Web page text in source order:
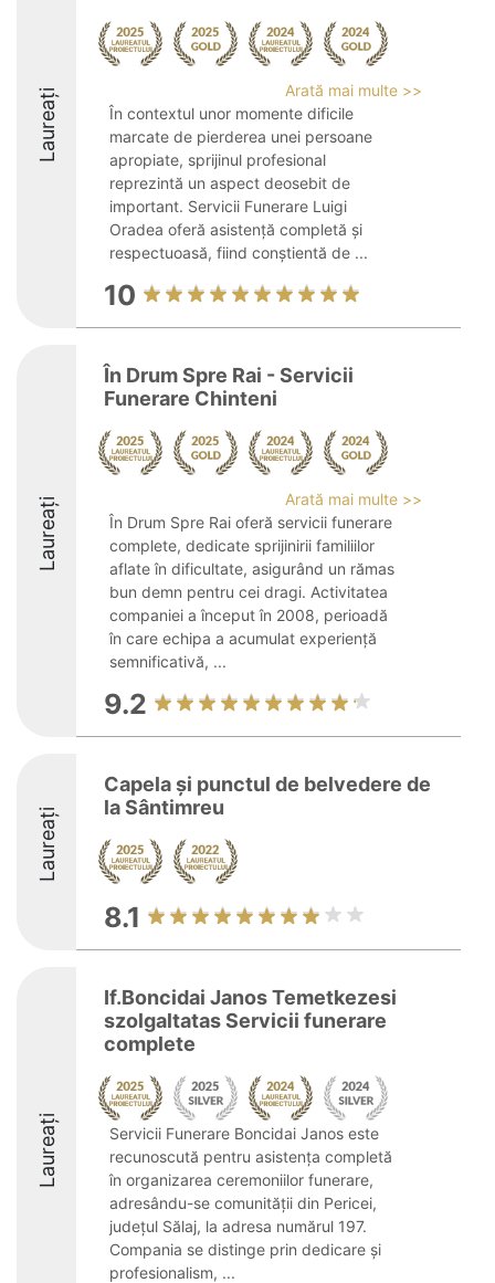
Laureați
Arată mai multe >>
În contextul unor momente dificile
marcate de pierderea unei persoane
apropiate, sprijinul profesional
reprezintă un aspect deosebit de
important. Servicii Funerare Luigi
Oradea oferă asistență completă și
respectuoasă, fiind conștientă de ...
10
Laureați
În Drum Spre Rai - Servicii
Funerare Chinteni
Arată mai multe >>
În Drum Spre Rai oferă servicii funerare
complete, dedicate sprijinirii familiilor
aflate în dificultate, asigurând un rămas
bun demn pentru cei dragi. Activitatea
companiei a început în 2008, perioadă
în care echipa a acumulat experiență
semnificativă, ...
9.2
Laureați
Capela și punctul de belvedere de
la Sântimreu
8.1
Laureați
If.Boncidai Janos Temetkezesi
szolgaltatas Servicii funerare
complete
Servicii Funerare Boncidai Janos este
recunoscută pentru asistența completă
în organizarea ceremoniilor funerare,
adresându-se comunității din Pericei,
județul Sălaj, la adresa numărul 197.
Compania se distinge prin dedicare și
profesionalism, ...